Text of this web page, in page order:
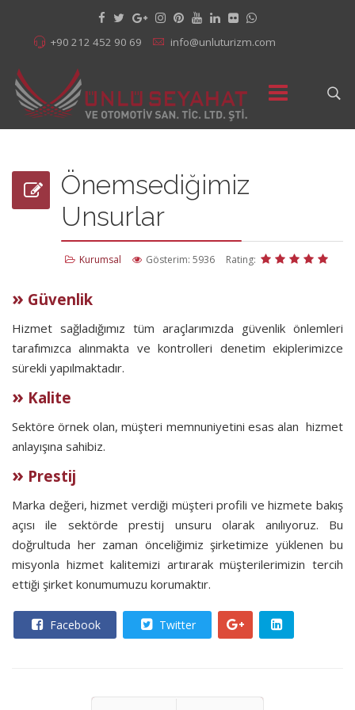
+90 212 452 90 69 info@unluturizm.com
Önemsediğimiz
Unsurlar
Kurumsal Gösterim: 5936 Rating:
» Güvenlik
Hizmet sağladığımız tüm araçlarımızda güvenlik önlemleri
tarafımızca alınmakta ve kontrolleri denetim ekiplerimizce
sürekli yapılmaktadır.
» Kalite
Sektöre örnek olan, müşteri memnuniyetini esas alan hizmet
anlayışına sahibiz.
» Prestij
Marka değeri, hizmet verdiği müşteri profili ve hizmete bakış
açısı ile sektörde prestij unsuru olarak anılıyoruz. Bu
doğrultuda her zaman önceliğimiz şirketimize yüklenen bu
misyonla hizmet kalitemizi artırarak müşterilerimizin tercih
ettiği şirket konumumuzu korumaktır.
Facebook Twitter